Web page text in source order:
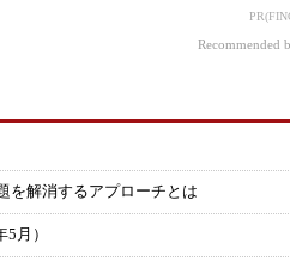
Recommended
解消するアプローチとは
月）